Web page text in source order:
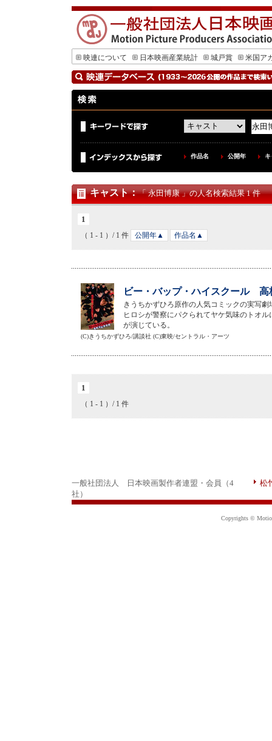
映連について 日本映画産業統計 城戸賞 米国ア
作品名 公開年
キャスト：「 永田博康 」の人名検索結果 1 件
1
（ 1 - 1 ）/ 1 件 公開年▲ 作品名▲
ビー・バップ・ハイスクール 高
きうちかずひろ原作の人気コミックの実写劇
ヒロシが警察にパクられてヤケ気味のトオ
が演じている。
(C)きうちかずひろ/講談社 (C)東映/セントラル・アーツ
1
（ 1 - 1 ）/ 1 件
一般社団法人 日本映画製作者連盟・会員（4
社）
松
Copyrights ©